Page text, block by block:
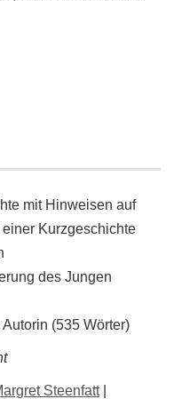
mit Hinweisen auf
Kurzgeschichte
des Jungen
(535 Wörter)
Steenfatt|